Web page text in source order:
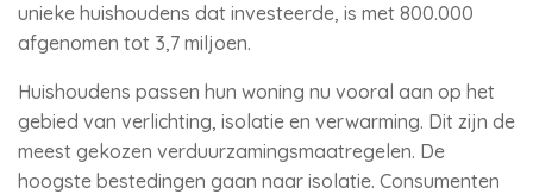
unieke huishoudens dat investeerde, is met 800.000
afgenomen tot 3,7 miljoen.
Huishoudens passen hun woning nu vooral aan op het
gebied van verlichting, isolatie en verwarming. Dit zijn de
meest gekozen verduurzamingsmaatregelen. De
hoogste bestedingen gaan naar isolatie. Consumenten